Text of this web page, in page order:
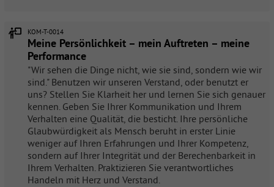
KOM-T-0014
Meine Persönlichkeit – mein Auftreten – meine
Performance
"Wir sehen die Dinge nicht, wie sie sind, sondern wie wir
sind." Benutzen wir unseren Verstand, oder benutzt er
uns? Stellen Sie Klarheit her und lernen Sie sich genauer
kennen. Geben Sie Ihrer Kommunikation und Ihrem
Verhalten eine Qualität, die besticht. Ihre persönliche
Glaubwürdigkeit als Mensch beruht in erster Linie
weniger auf Ihren Erfahrungen und Ihrer Kompetenz,
sondern auf Ihrer Integrität und der Berechenbarkeit in
Ihrem Verhalten. Praktizieren Sie verantwortliches
Handeln mit Herz und Verstand.